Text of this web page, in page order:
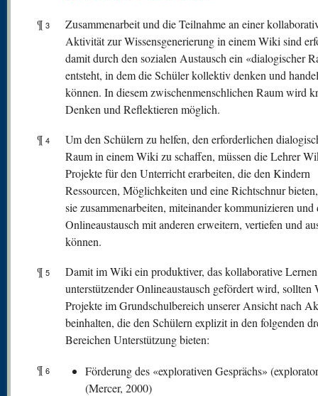
¶ 3
Zusammenarbeit und die Teilnahme an einer
Aktivität zur Wissensgenerierung in einem Wiki sind
damit durch den sozialen Austausch ein «dialogischer
entsteht, in dem die Schüler kollektiv denken und
können. In diesem zwischenmenschlichen Raum wird
Denken und Reflektieren möglich.
¶ 4
Um den Schülern zu helfen, den erforderlichen
Raum in einem Wiki zu schaffen, müssen die Lehrer
Projekte für den Unterricht erarbeiten, die den Kindern
Ressourcen, Möglichkeiten und eine Richtschnur
sie zusammenarbeiten, miteinander kommunizieren und
Onlineaustausch mit anderen erweitern, vertiefen und
können.
¶ 5
Damit im Wiki ein produktiver, das kollaborative Lernen
unterstützender Onlineaustausch gefördert wird, sollten
Projekte im Grundschulbereich unserer Ansicht nach
beinhalten, die den Schülern explizit in den folgenden
Bereichen Unterstützung bieten:
¶ 6
Förderung des «explorativen Gesprächs»
(Mercer, 2000)